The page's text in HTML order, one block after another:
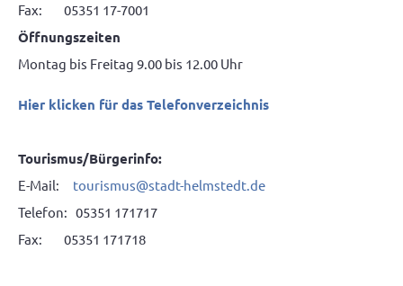
Fax: 05351 17-7001
Öffnungszeiten
Montag bis Freitag 9.00 bis 12.00 Uhr
Hier klicken für das Telefonverzeichnis
Tourismus/Bürgerinfo:
E-Mail: tourismus@stadt-helmstedt.de
Telefon: 05351 171717
Fax: 05351 171718